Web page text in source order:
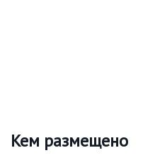
Кем размещено